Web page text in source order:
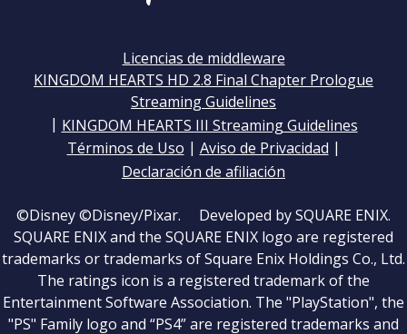
Licencias de middleware
KINGDOM HEARTS HD 2.8 Final Chapter Prologue
Streaming Guidelines
| KINGDOM HEARTS III Streaming Guidelines
Términos de Uso | Aviso de Privacidad |
Declaración de afiliación
©Disney ©Disney/Pixar. Developed by SQUARE ENIX.
SQUARE ENIX and the SQUARE ENIX logo are registered
trademarks or trademarks of Square Enix Holdings Co., Ltd.
The ratings icon is a registered trademark of the
Entertainment Software Association. The "PlayStation", the
"PS" Family logo and “PS4” are registered trademarks and